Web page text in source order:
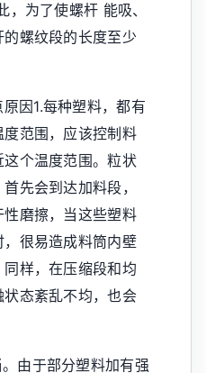
为了使螺杆 能吸、
螺纹段的长度至少
因1.每种塑料，都有
范围，应该控制料
个温度范围。粒状
先会到达加料段，
磨擦，当这些塑料
很易造成料筒内壁
样，在压缩段和均
态紊乱不均，也会
由于部分塑料加有强